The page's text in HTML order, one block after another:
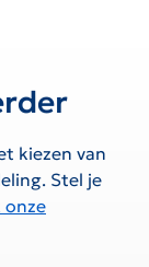
kiezen van
Stel je
onze